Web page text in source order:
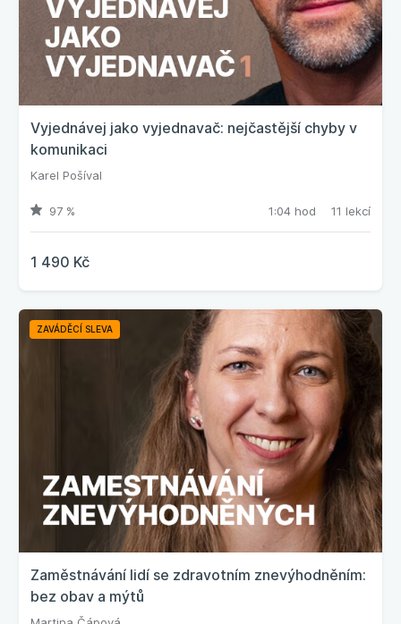
Vyjednávej jako vyjednavač: nejčastější chyby v
komunikaci
Karel Pošíval
97 % 1:04 hod 11 lekcí
1 490 Kč
ZAVÁDĚCÍ SLEVA
Zaměstnávání lidí se zdravotním znevýhodněním:
bez obav a mýtů